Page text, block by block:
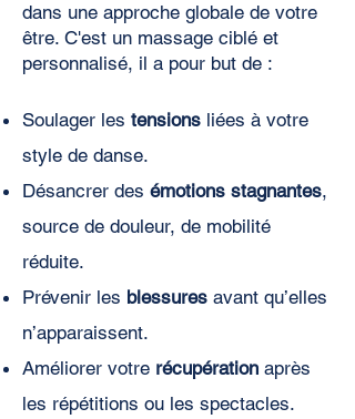
dans une approche globale de votre
être. C'est un massage ciblé et
personnalisé, il a pour but de :
Soulager les tensions liées à votre
style de danse.
Désancrer des émotions stagnantes,
source de douleur, de mobilité
réduite.
Prévenir les blessures avant qu’elles
n’apparaissent.
Améliorer votre récupération après
les répétitions ou les spectacles.